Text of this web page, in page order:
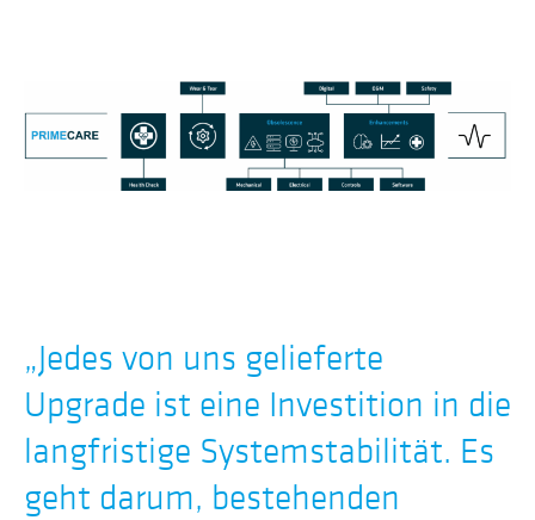
„Jedes von uns gelieferte
Upgrade ist eine Investition in die
langfristige Systemstabilität. Es
geht darum, bestehenden